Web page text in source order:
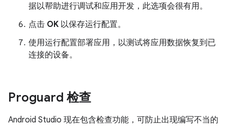
据以帮助进行调试和应用开发，此选项会很有用。
点击 OK 以保存运行配置。
使用运行配置部署应用，以测试将应用数据恢复到已
连接的设备。
Proguard 检查
Android Studio 现在包含检查功能，可防止出现编写不当的